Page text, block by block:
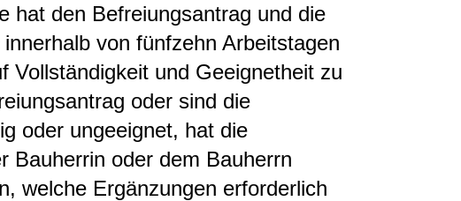
hat den Befreiungsantrag und die
von fünfzehn Arbeitstagen
Vollständigkeit und Geeignetheit zu
oder sind die
oder ungeeignet, hat die
Bauherrin oder dem Bauherrn
welche Ergänzungen erforderlich